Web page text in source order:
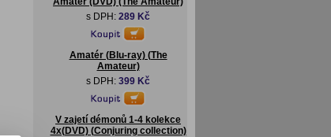
s DPH: 289 Kč
Amatér (Blu-ray) (The
Amateur)
s DPH: 399 Kč
V zajetí démonů 1-4 kolekce
4x(DVD) (Conjuring collection)